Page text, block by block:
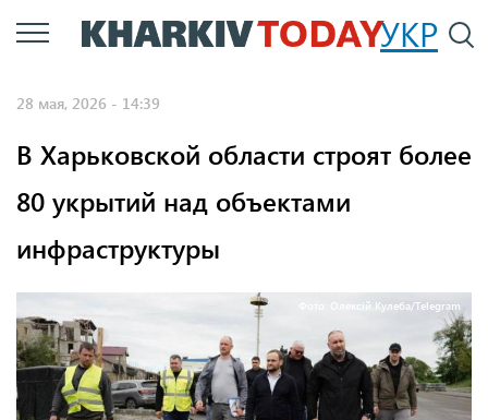
Перейти
к
УКР
28 мая, 2026 - 14:39
В Харьковской области строят более
80 укрытий над объектами
инфраструктуры
Фото: Олексій Кулеба/Telegram